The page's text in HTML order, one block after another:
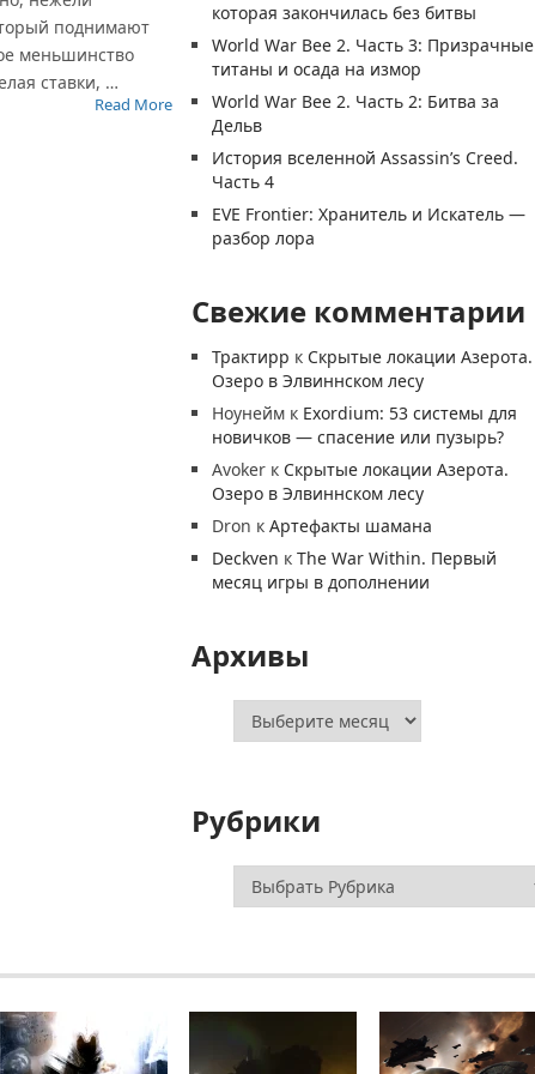
поднимают
меньшинство
ставки, …
Read More
которая закончилась без битвы
World War Bee 2. Часть 3: Призрачные
титаны и осада на измор
World War Bee 2. Часть 2: Битва за
Дельв
История вселенной Assassin’s Creed.
Часть 4
EVE Frontier: Хранитель и Искатель —
разбор лора
Свежие комментарии
Трактирр к Скрытые локации Азерота.
Озеро в Элвиннском лесу
Ноунейм к Exordium: 53 системы для
новичков — спасение или пузырь?
Avoker к Скрытые локации Азерота.
Озеро в Элвиннском лесу
Dron кАртефакты шамана
Deckven кThe War Within. Первый
месяц игры в дополнении
Архивы
Архивы
Рубрики
Рубрики